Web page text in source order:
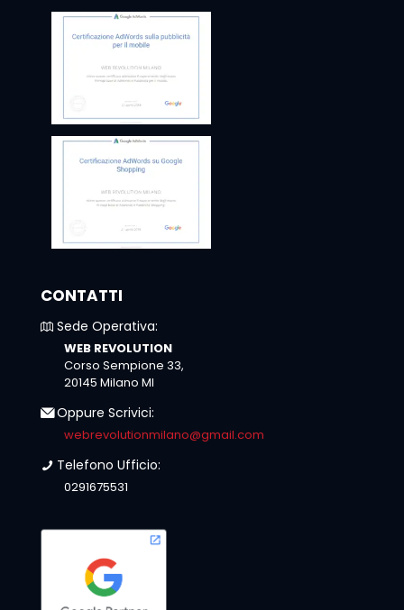
CONTATTI
Sede Operativa:
WEB REVOLUTION
Corso Sempione 33,
20145 Milano MI
Oppure Scrivici:
webrevolutionmilano@gmail.com
Telefono Ufficio:
0291675531